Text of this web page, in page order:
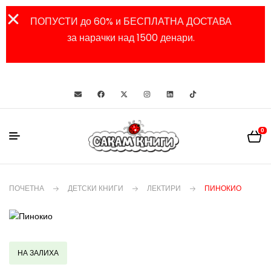
ПОПУСТИ до 60% и БЕСПЛАТНА ДОСТАВА
за нарачки над 1500 денари.
0
ПОЧЕТНА ДЕТСКИ КНИГИ ЛЕКТИРИ ПИНОКИО
НА ЗАЛИХА